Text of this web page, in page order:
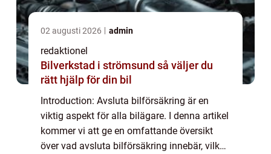
02 augusti 2026 admin
redaktionel
Bilverkstad i strömsund så väljer du
rätt hjälp för din bil
Introduction: Avsluta bilförsäkring är en
viktig aspekt för alla bilägare. I denna artikel
kommer vi att ge en omfattande översikt
över vad avsluta bilförsäkring innebär, vilka